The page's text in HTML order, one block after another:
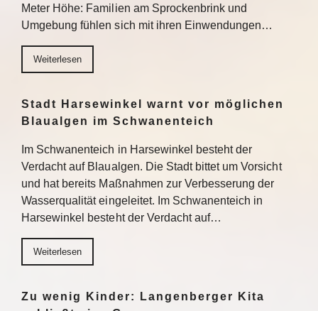
Meter Höhe: Familien am Sprockenbrink und
Umgebung fühlen sich mit ihren Einwendungen…
Weiterlesen
Stadt Harsewinkel warnt vor möglichen
Blaualgen im Schwanenteich
Im Schwanenteich in Harsewinkel besteht der
Verdacht auf Blaualgen. Die Stadt bittet um Vorsicht
und hat bereits Maßnahmen zur Verbesserung der
Wasserqualität eingeleitet. Im Schwanenteich in
Harsewinkel besteht der Verdacht auf…
Weiterlesen
Zu wenig Kinder: Langenberger Kita